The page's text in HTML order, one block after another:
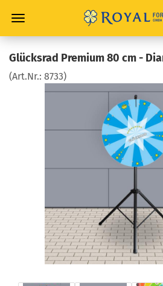
Glücksrad Premium 80 cm -
(Art.Nr.: 8733)